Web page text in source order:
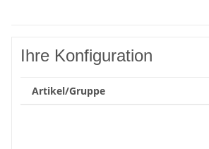
Ihre Konfiguration
Artikel/Gruppe